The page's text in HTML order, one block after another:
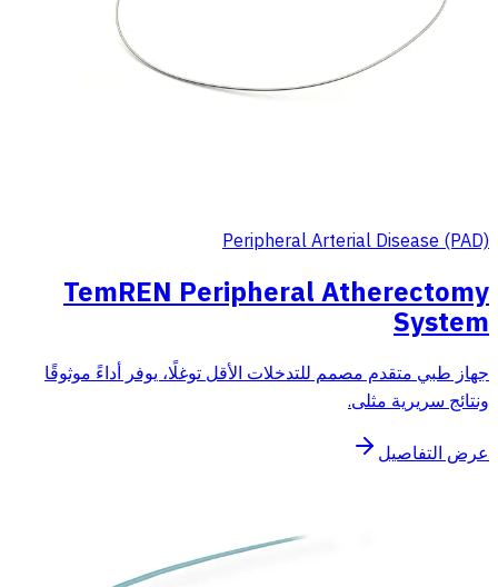
Peripheral Arterial Disease (PAD)
TemREN Peripheral Atherectomy
System
جهاز طبي متقدم مصمم للتدخلات الأقل توغلًا، يوفر أداءً موثوقًا
ونتائج سريرية مثلى.
عرض التفاصيل